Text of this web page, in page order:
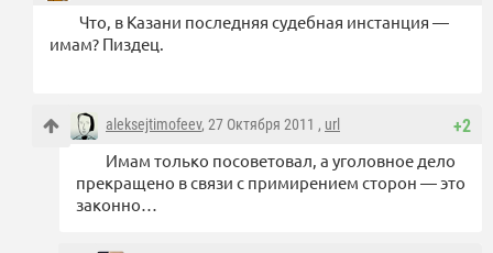
Что, в Казани последняя судебная инстанция —
имам? Пиздец.
+2
aleksejtimofeev, 27 Октября 2011 , url
Имам только посоветовал, а уголовное дело
прекращено в связи с примирением сторон — это
законно…